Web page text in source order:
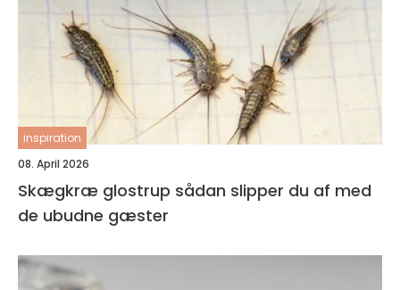
inspiration
08. April 2026
Skægkræ glostrup sådan slipper du af med
de ubudne gæster